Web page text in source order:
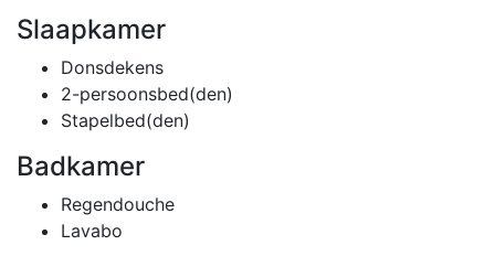
Slaapkamer
Donsdekens
2-persoonsbed(den)
Stapelbed(den)
Badkamer
Regendouche
Lavabo